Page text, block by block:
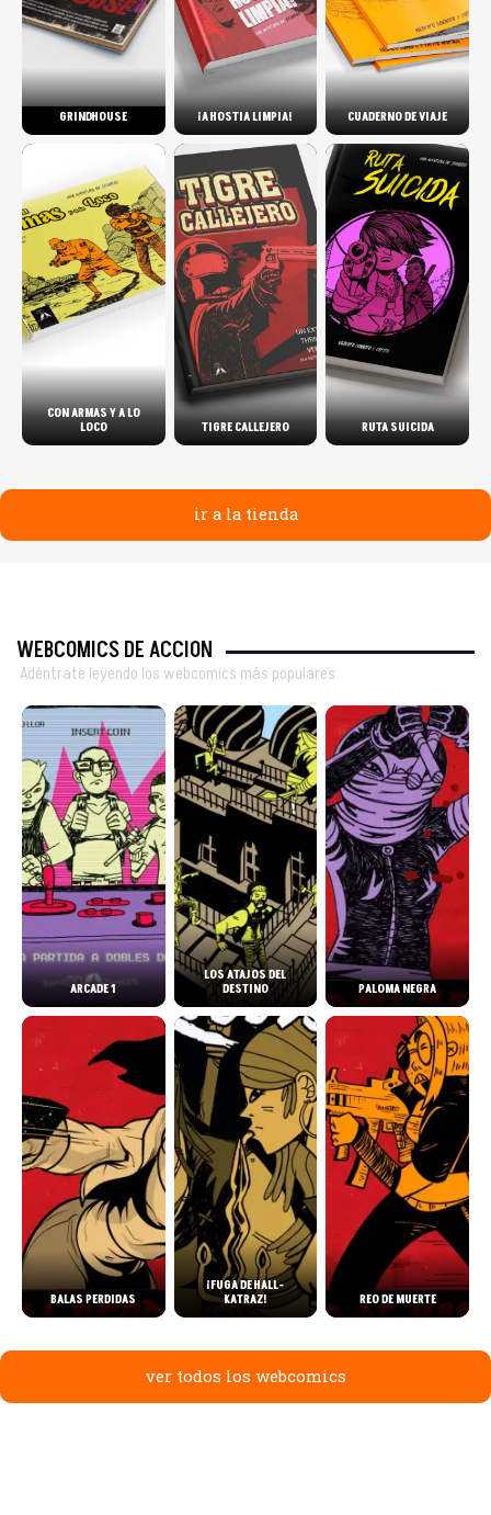
GRINDHOUSE ¡A HOSTIA LIMPIA! CUADERNO DE VIAJE
CON ARMAS Y A LO
LOCO
TIGRE CALLEJERO RUTA SUICIDA
ir a la tienda
WEBCOMICS DE ACCIÓN
Adéntrate leyendo los webcomics más populares
ARCADE 1
LOS ATAJOS DEL
DESTINO
PALOMA NEGRA
BALAS PERDIDAS
¡FUGA DE HALL-
KATRAZ!
REO DE MUERTE
ver todos los webcomics